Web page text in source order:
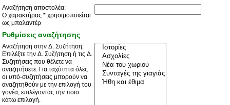
Αναζήτηση αποστολέα:
Ο χαρακτήρας * χρησιμοποιείται
ως μπαλαντέρ
Ρυθμίσεις αναζήτησης
Αναζήτηση στην Δ. Συζήτηση:
Επιλέξτε την Δ. Συζήτηση ή τις Δ.
Συζητήσεις που θέλετε να
αναζητήσετε. Για ταχύτητα όλες
οι υπό-συζητήσεις μπορούν να
αναζητηθούν με την επιλογή του
γονέα, επιλέγοντας την ποιο
κάτω επιλογή.